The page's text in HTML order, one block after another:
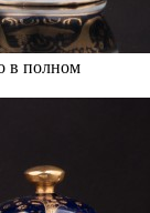
в полном